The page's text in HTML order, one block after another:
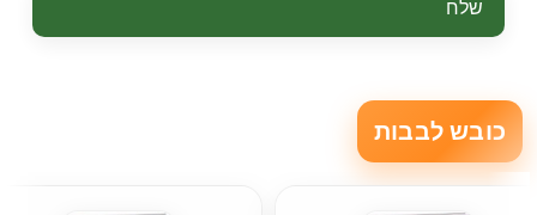
שלח
כובש לבבות